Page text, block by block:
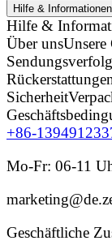
Hilfe & Informationen
Hilfe &
Über unsUnsere
Sicherheit
+86-
Mo-Fr: 06-11
Geschäftliche